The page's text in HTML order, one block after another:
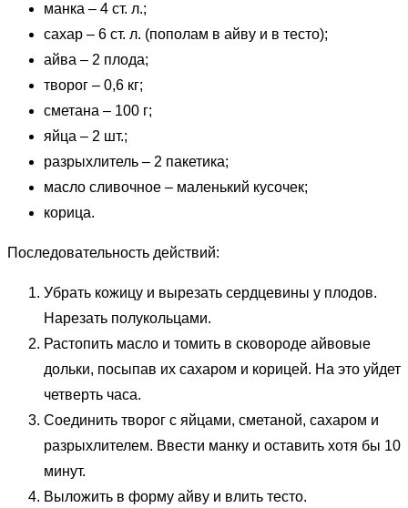
манка – 4 ст. л.;
сахар – 6 ст. л. (пополам в айву и в тесто);
айва – 2 плода;
творог – 0,6 кг;
сметана – 100 г;
яйца – 2 шт.;
разрыхлитель – 2 пакетика;
масло сливочное – маленький кусочек;
корица.
Последовательность действий:
Убрать кожицу и вырезать сердцевины у плодов.
Нарезать полукольцами.
Растопить масло и томить в сковороде айвовые
дольки, посыпав их сахаром и корицей. На это уйдет
четверть часа.
Соединить творог с яйцами, сметаной, сахаром и
разрыхлителем. Ввести манку и оставить хотя бы 10
минут.
Выложить в форму айву и влить тесто.